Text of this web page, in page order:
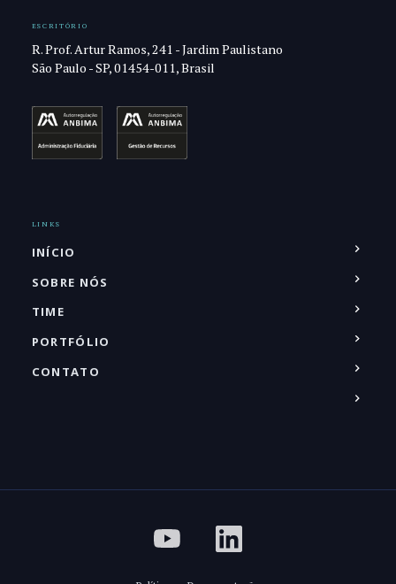
ESCRITÓRIO
R. Prof. Artur Ramos, 241 - Jardim Paulistano
São Paulo - SP, 01454-011, Brasil
LINKS
INÍCIO
SOBRE NÓS
TIME
PORTFÓLIO
CONTATO